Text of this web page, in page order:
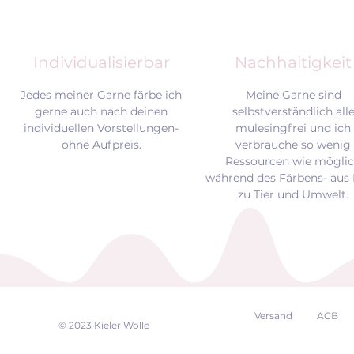
Individualisierbar Nachhaltigkeit
Jedes meiner Garne färbe ich
gerne auch nach deinen
individuellen Vorstellungen-
ohne Aufpreis.
Meine Garne sind
selbstverständlich alle
mulesingfrei und ich
verbrauche so wenig
Ressourcen wie
während des Färbens- aus
zu Tier und Umwelt.
© 2023 Kieler Wolle
Versand AGB